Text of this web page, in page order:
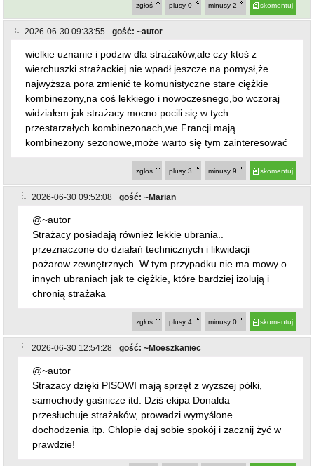
skomentuj
minusy 2
plusy 0
zgłoś
2026-06-30 09:33:55 gość: ~autor
wielkie uznanie i podziw dla strażaków,ale czy ktoś z
wierchuszki strażackiej nie wpadł jeszcze na pomysł,że
najwyższa pora zmienić te komunistyczne stare ciężkie
kombinezony,na coś lekkiego i nowoczesnego,bo wczoraj
widziałem jak strażacy mocno pocili się w tych
przestarzałych kombinezonach,we Francji mają
kombinezony sezonowe,może warto się tym zainteresować
skomentuj
minusy 9
plusy 3
zgłoś
2026-06-30 09:52:08 gość: ~Marian
@~autor
Strażacy posiadają również lekkie ubrania..
przeznaczone do działań technicznych i likwidacji
pożarow zewnętrznych. W tym przypadku nie ma mowy o
innych ubraniach jak te ciężkie, które bardziej izolują i
chronią strażaka
skomentuj
minusy 0
plusy 4
zgłoś
2026-06-30 12:54:28 gość: ~Moeszkaniec
@~autor
Strażacy dzięki PISOWI mają sprzęt z wyzszej półki,
samochody gaśnicze itd. Dziś ekipa Donalda
przesłuchuje strażaków, prowadzi wymyślone
dochodzenia itp. Chlopie daj sobie spokój i zacznij żyć w
prawdzie!